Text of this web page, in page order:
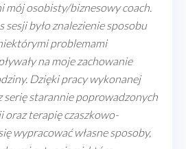
mój osobisty/biznesowy coach.
sesji było znalezienie sposobu
problemami
na moje zachowanie
Dzięki pracy wykonanej
serię starannie poprowadzonych
oraz terapię czaszkowo-
wypracować własne sposoby,